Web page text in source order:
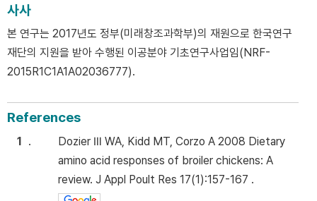
사사
본 연구는 2017년도 정부(미래창조과학부)의 재원으로 한국연구
재단의 지원을 받아 수행된 이공분야 기초연구사업임(NRF-
2015R1C1A1A02036777).
References
1 .
Dozier Ⅲ WA, Kidd MT, Corzo A 2008 Dietary
amino acid responses of broiler chickens: A
review. J Appl Poult Res 17(1):157-167 .